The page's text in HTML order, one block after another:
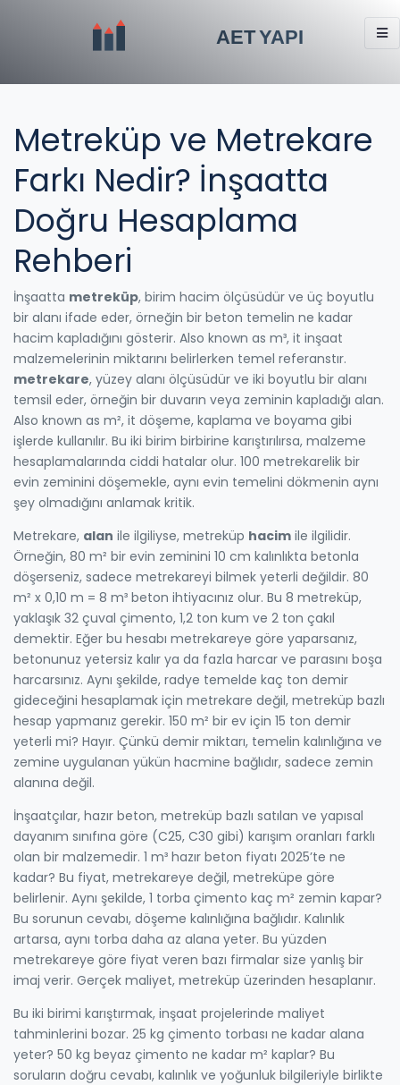
Metreküp ve Metrekare
Farkı Nedir? İnşaatta
Doğru Hesaplama
Rehberi
İnşaatta metreküp, birim hacim ölçüsüdür ve üç boyutlu
bir alanı ifade eder, örneğin bir beton temelin ne kadar
hacim kapladığını gösterir. Also known as m³, it inşaat
malzemelerinin miktarını belirlerken temel referanstır.
metrekare, yüzey alanı ölçüsüdür ve iki boyutlu bir alanı
temsil eder, örneğin bir duvarın veya zeminin kapladığı alan.
Also known as m², it döşeme, kaplama ve boyama gibi
işlerde kullanılır. Bu iki birim birbirine karıştırılırsa, malzeme
hesaplamalarında ciddi hatalar olur. 100 metrekarelik bir
evin zeminini döşemekle, aynı evin temelini dökmenin aynı
şey olmadığını anlamak kritik.
Metrekare, alan ile ilgiliyse, metreküp hacim ile ilgilidir.
Örneğin, 80 m² bir evin zeminini 10 cm kalınlıkta betonla
döşerseniz, sadece metrekareyi bilmek yeterli değildir. 80
m² x 0,10 m = 8 m³ beton ihtiyacınız olur. Bu 8 metreküp,
yaklaşık 32 çuval çimento, 1,2 ton kum ve 2 ton çakıl
demektir. Eğer bu hesabı metrekareye göre yaparsanız,
betonunuz yetersiz kalır ya da fazla harcar ve parasını boşa
harcarsınız. Aynı şekilde, radye temelde kaç ton demir
gideceğini hesaplamak için metrekare değil, metreküp bazlı
hesap yapmanız gerekir. 150 m² bir ev için 15 ton demir
yeterli mi? Hayır. Çünkü demir miktarı, temelin kalınlığına ve
zemine uygulanan yükün hacmine bağlıdır, sadece zemin
alanına değil.
İnşaatçılar, hazır beton, metreküp bazlı satılan ve yapısal
dayanım sınıfına göre (C25, C30 gibi) karışım oranları farklı
olan bir malzemedir. 1 m³ hazır beton fiyatı 2025’te ne
kadar? Bu fiyat, metrekareye değil, metreküpe göre
belirlenir. Aynı şekilde, 1 torba çimento kaç m² zemin kapar?
Bu sorunun cevabı, döşeme kalınlığına bağlıdır. Kalınlık
artarsa, aynı torba daha az alana yeter. Bu yüzden
metrekareye göre fiyat veren bazı firmalar size yanlış bir
imaj verir. Gerçek maliyet, metreküp üzerinden hesaplanır.
Bu iki birimi karıştırmak, inşaat projelerinde maliyet
tahminlerini bozar. 25 kg çimento torbası ne kadar alana
yeter? 50 kg beyaz çimento ne kadar m² kaplar? Bu
soruların doğru cevabı, kalınlık ve yoğunluk bilgileriyle birlikte